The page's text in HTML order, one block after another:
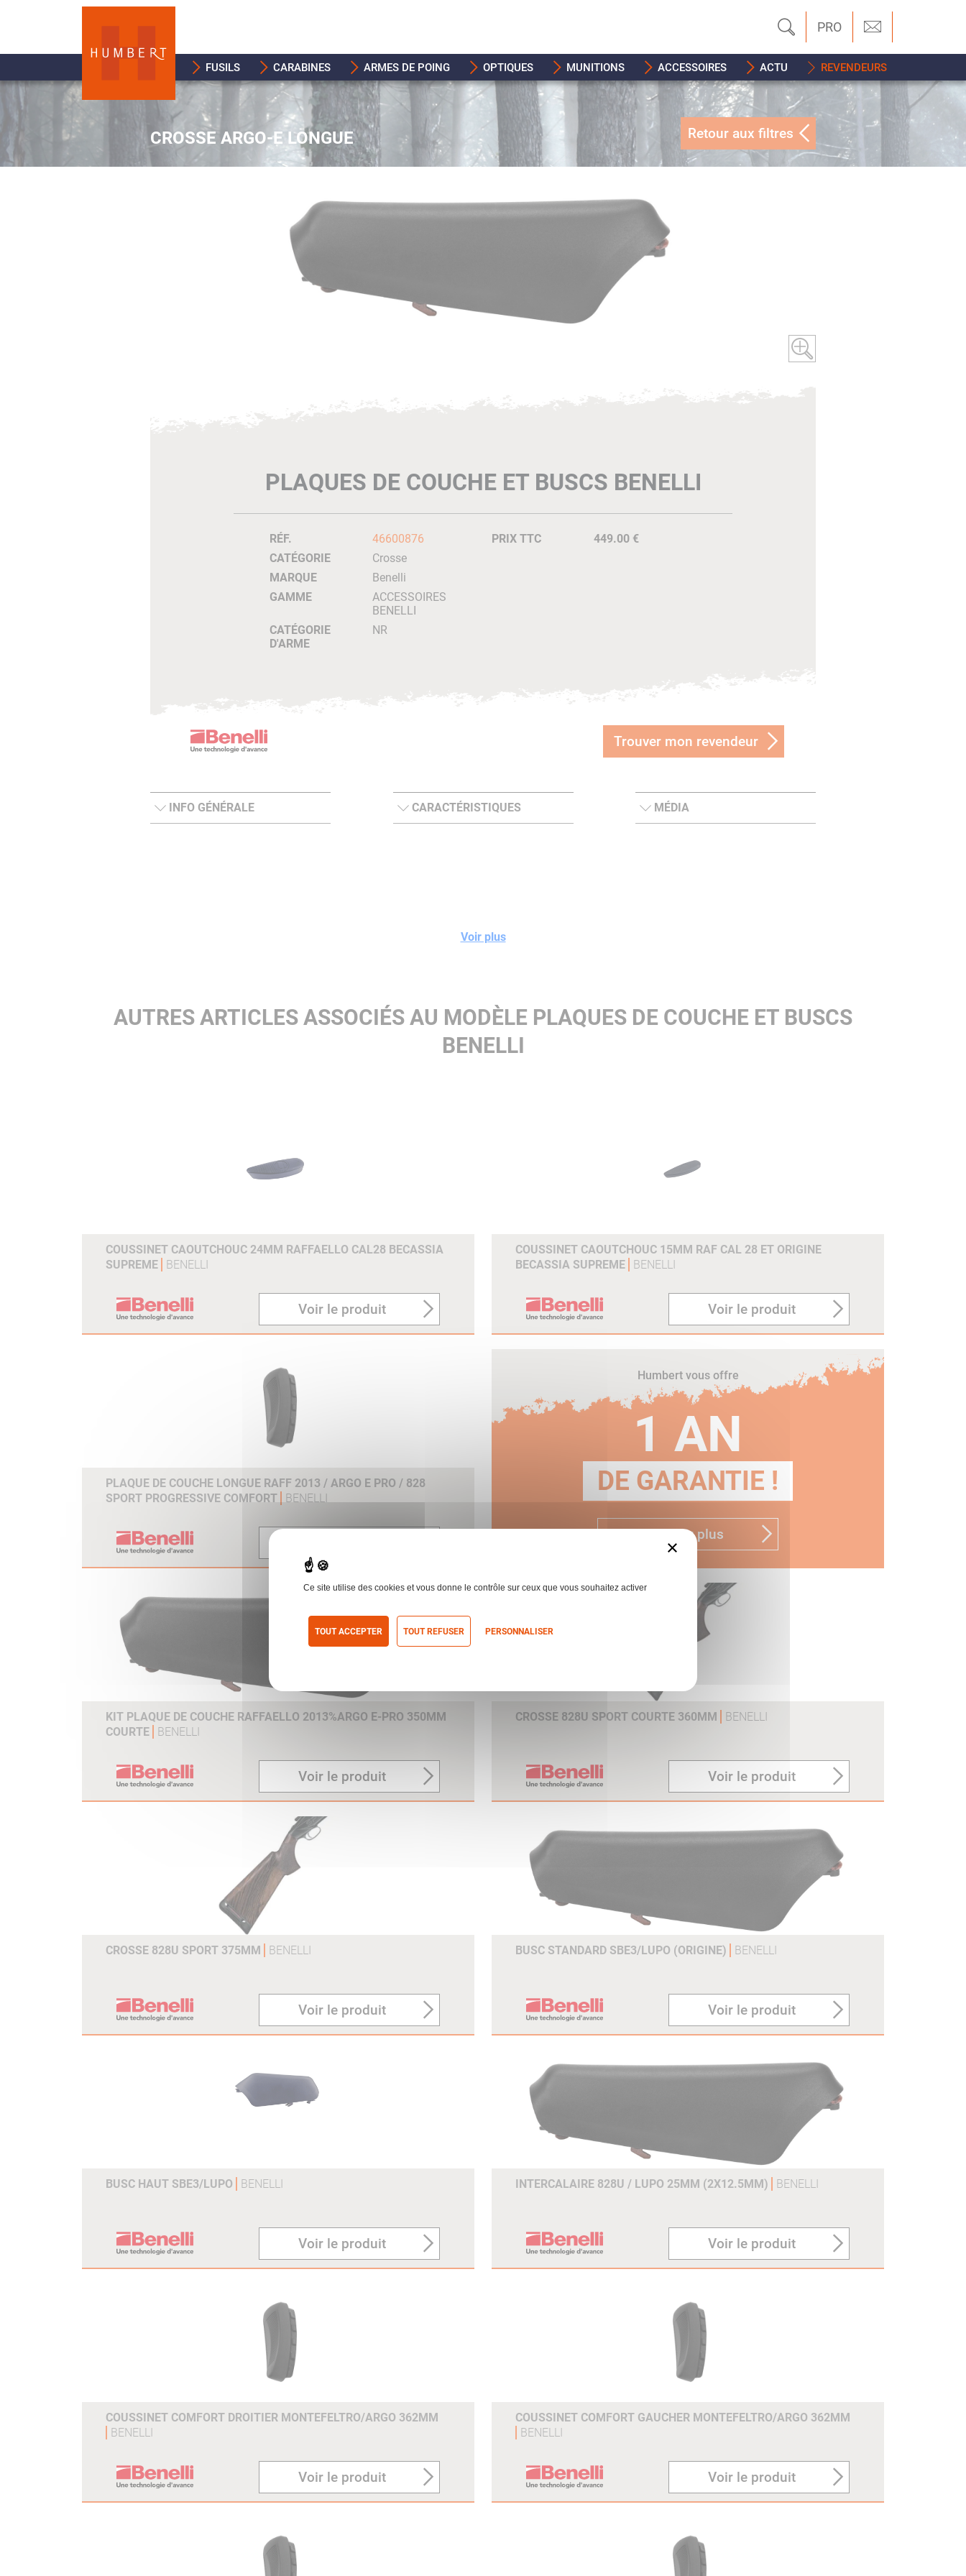
PRO
FUSILS CARABINES ARMES DE POING OPTIQUES MUNITIONS ACCESSOIRES ACTU REVENDEURS
CROSSE ARGO-E LONGUE Retour aux filtres
PLAQUES DE COUCHE ET BUSCS BENELLI
RÉF.
46600876
CATÉGORIE
Crosse
MARQUE
Benelli
GAMME
ACCESSOIRES
BENELLI
CATÉGORIE
D'ARME
NR
PRIX TTC 449.00 €
Trouver mon revendeur
INFO GÉNÉRALE CARACTÉRISTIQUES MÉDIA
Voir plus
AUTRES ARTICLES ASSOCIÉS AU MODÈLE PLAQUES DE COUCHE ET BUSCS
BENELLI
COUSSINET CAOUTCHOUC 24MM RAFFAELLO CAL28 BECASSIA
SUPREME
BENELLI
Voir le produit
COUSSINET CAOUTCHOUC 15MM RAF CAL 28 ET ORIGINE
BECASSIA SUPREME
BENELLI
Voir le produit
PLAQUE DE COUCHE LONGUE RAFF 2013 / ARGO E PRO / 828
SPORT PROGRESSIVE COMFORT
BENELLI
Humbert vous offre
1 AN
DE GARANTIE !
En savoir plus
KIT PLAQUE DE COUCHE RAFFAELLO 2013%ARGO E-PRO 350MM
COURTE
BENELLI
Voir le produit
CROSSE 828U SPORT COURTE 360MM BENELLI
Voir le produit
CROSSE 828U SPORT 375MM BENELLI
Voir le produit
BUSC STANDARD SBE3/LUPO (ORIGINE) BENELLI
Voir le produit
BUSC HAUT SBE3/LUPO BENELLI
Voir le produit
INTERCALAIRE 828U / LUPO 25MM (2X12.5MM) BENELLI
Voir le produit
COUSSINET COMFORT DROITIER MONTEFELTRO/ARGO 362MM
BENELLI
Voir le produit
COUSSINET COMFORT GAUCHER MONTEFELTRO/ARGO 362MM
BENELLI
Voir le produit
×
Ce site utilise des cookies et vous donne le contrôle sur ceux que vous souhaitez activer
TOUT ACCEPTER TOUT REFUSER PERSONNALISER